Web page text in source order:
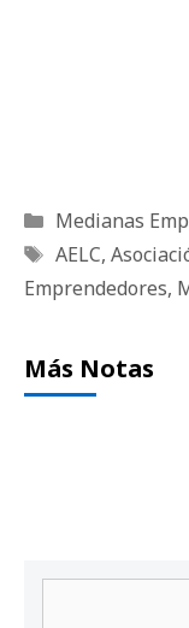
Categorías
Medianas
Etiquetas
AELC,
Emprendedores,
Más Notas